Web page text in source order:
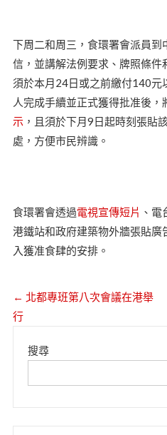
下周二和周三，食環署會派員到
信，並講解法例要求、牌照條
須於本月24日或之前繳付140元
人完成手續並正式獲得批准後，
示，且須於下月9日起時刻張貼
處，方便市民辨識。
食環署會透過電視宣傳短片 、電
港鐵站和政府建築物外牆張貼
入獲准食肆的安排。
← 北都專班第八次會議在港舉
行
搜尋